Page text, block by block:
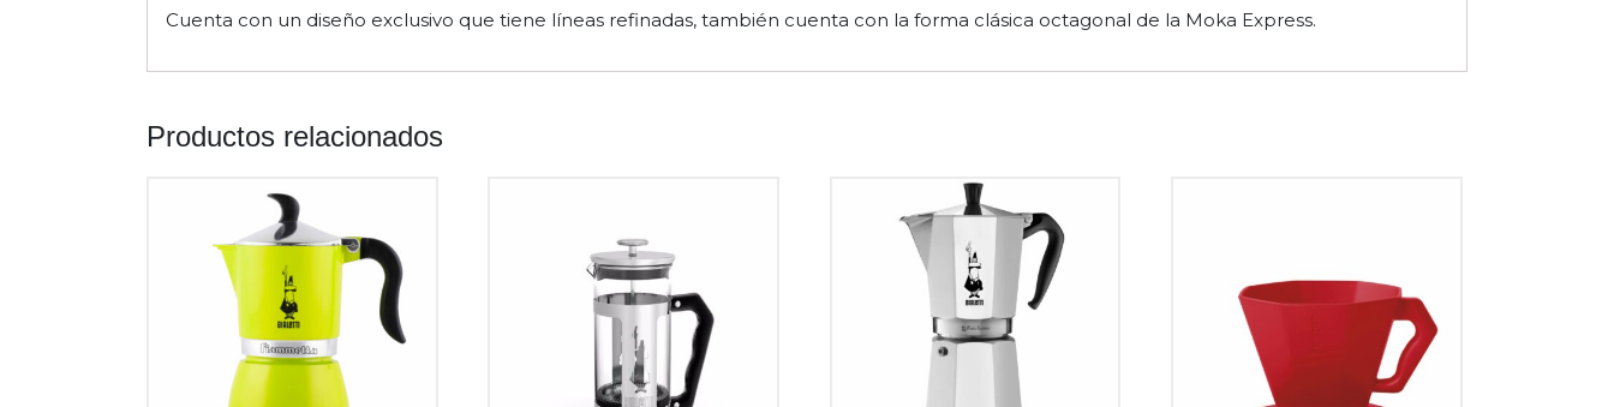
Cuenta con un diseño exclusivo que tiene líneas refinadas, también cuenta con la forma clásica octagonal de la Moka Express.
Productos relacionados